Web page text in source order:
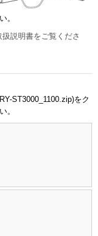
。
説明書をご覧くださ
ST3000_1100.zip)をク
。